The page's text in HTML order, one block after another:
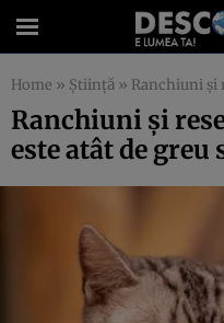
Home » Știință » Ranchiuni și
Ranchiuni și
este atât de greu